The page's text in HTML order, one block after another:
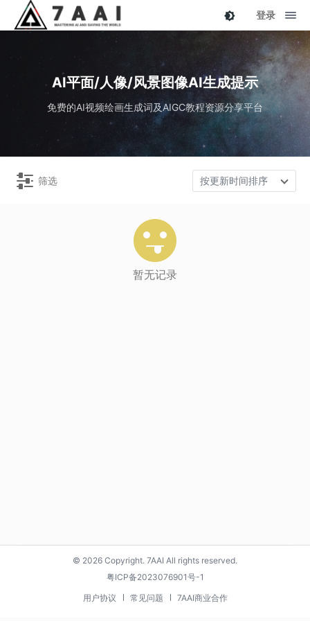
登录
AI平面/人像/风景图像AI生成提示
免费的AI视频绘画生成词及AIGC教程资源分享平台
筛选 按更新时间排序
暂无记录
© 2026 Copyright. 7AAI All rights reserved.
粤ICP备2023076901号-1
用户协议
常见问题 7AAI商业合作